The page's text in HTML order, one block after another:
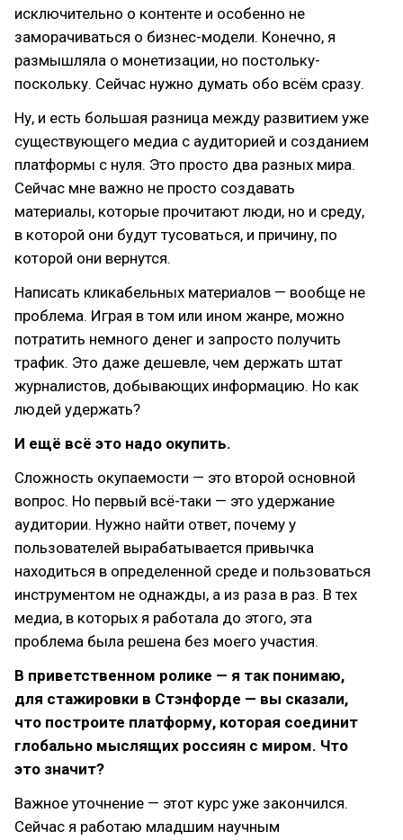
исключительно о контенте и особенно не
заморачиваться о бизнес-модели. Конечно, я
размышляла о монетизации, но постольку-
поскольку. Сейчас нужно думать обо всём сразу.
Ну, и есть большая разница между развитием уже
существующего медиа с аудиторией и созданием
платформы с нуля. Это просто два разных мира.
Сейчас мне важно не просто создавать
материалы, которые прочитают люди, но и среду,
в которой они будут тусоваться, и причину, по
которой они вернутся.
Написать кликабельных материалов — вообще не
проблема. Играя в том или ином жанре, можно
потратить немного денег и запросто получить
трафик. Это даже дешевле, чем держать штат
журналистов, добывающих информацию. Но как
людей удержать?
И ещё всё это надо окупить.
Сложность окупаемости — это второй основной
вопрос. Но первый всё-таки — это удержание
аудитории. Нужно найти ответ, почему у
пользователей вырабатывается привычка
находиться в определенной среде и пользоваться
инструментом не однажды, а из раза в раз. В тех
медиа, в которых я работала до этого, эта
проблема была решена без моего участия.
В приветственном ролике — я так понимаю,
для стажировки в Стэнфорде — вы сказали,
что построите платформу, которая соединит
глобально мыслящих россиян с миром. Что
это значит?
Важное уточнение — этот курс уже закончился.
Сейчас я работаю младшим научным